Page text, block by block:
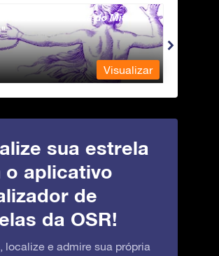
- A Princesa do Mito
Visualizar
sua estrela
o aplicativo
de
da OSR!
localize e admire sua própria